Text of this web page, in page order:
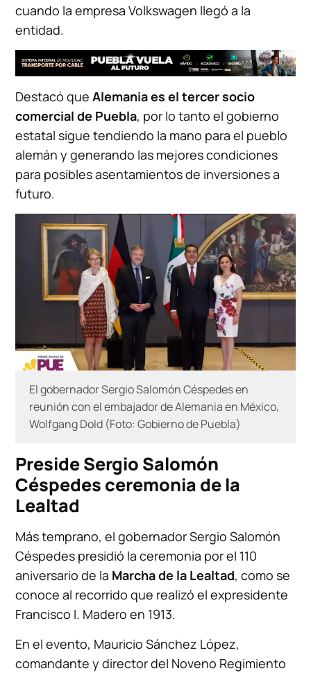
cuando la empresa Volkswagen llegó a la
entidad.
Destacó queAlemania es el tercer socio
comercial de Puebla, por lo tanto el gobierno
estatal sigue tendiendo la mano para el pueblo
alemán y generando las mejores condiciones
para posibles asentamientos de inversiones a
futuro.
El gobernador Sergio Salomón Céspedes en
reunión con el embajador de Alemania en México,
Wolfgang Dold (Foto: Gobierno de Puebla)
Preside Sergio Salomón
Céspedes ceremonia de la
Lealtad
Más temprano, el gobernador Sergio Salomón
Céspedes presidió la ceremonia por el 110
aniversario de la Marcha de la Lealtad, como se
conoce al recorrido que realizó el expresidente
Francisco I. Madero en 1913.
En el evento, Mauricio Sánchez López,
comandante y director del Noveno Regimiento